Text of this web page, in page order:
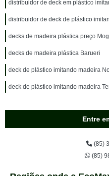
distribuidor de deck em plástico
distribuidor de deck de plástico
decks de madeira plástica preço
decks de madeira plástica Barueri
deck de plástico imitando madeira
deck de plástico imitando madeira
Entre
(85)
(85)